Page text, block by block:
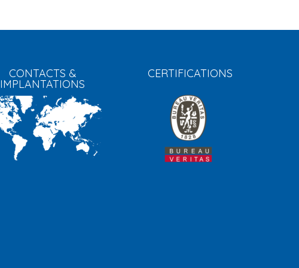
CONTACTS &
IMPLANTATIONS
CERTIFICATIONS